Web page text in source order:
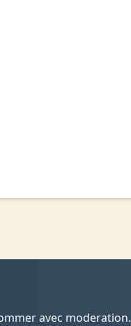
avec moderation.